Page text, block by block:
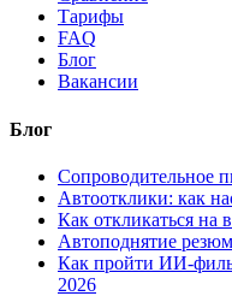
Тарифы
FAQ
Блог
Вакансии
Блог
Сопроводительное
Автоотклики: как
Как откликаться на
Автоподнятие
Как пройти ИИ-
2026